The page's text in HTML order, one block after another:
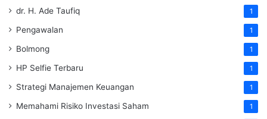
dr. H. Ade Taufiq 1
Pengawalan 1
Bolmong 1
HP Selfie Terbaru 1
Strategi Manajemen Keuangan 1
Memahami Risiko Investasi Saham 1